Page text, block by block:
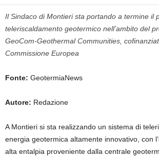
Il Sindaco di Montieri sta portando a termine il
teleriscaldamento geotermico nell’ambito del
GeoCom-Geothermal Communities,
Commissione Europea
Fonte: GeotermiaNews
Autore: Redazione
A Montieri si sta realizzando un sistema di
energia geotermica altamente innovativo, con
alta entalpia proveniente dalla centrale